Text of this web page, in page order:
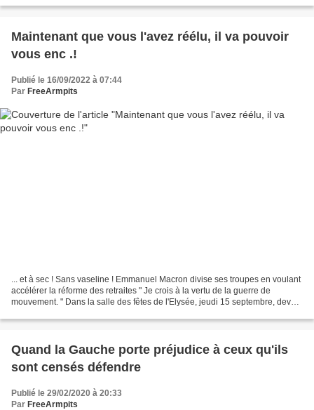
Maintenant que vous l'avez réélu, il va pouvoir
vous enc .!
Publié le 16/09/2022 à 07:44
Par FreeArmpits
... et à sec ! Sans vaseline ! Emmanuel Macron divise ses troupes en voulant
accélérer la réforme des retraites " Je crois à la vertu de la guerre de
mouvement. " Dans la salle des fêtes de l'Elysée, jeudi 15 septembre, devant
Quand la Gauche porte préjudice à ceux qu'ils
sont censés défendre
Publié le 29/02/2020 à 20:33
Par FreeArmpits